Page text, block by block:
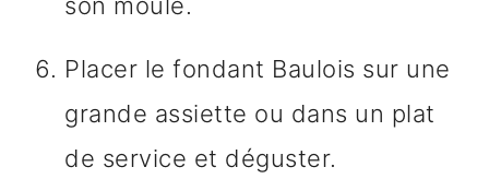
Placer le fondant Baulois sur une
grande assiette ou dans un plat
de service et déguster.